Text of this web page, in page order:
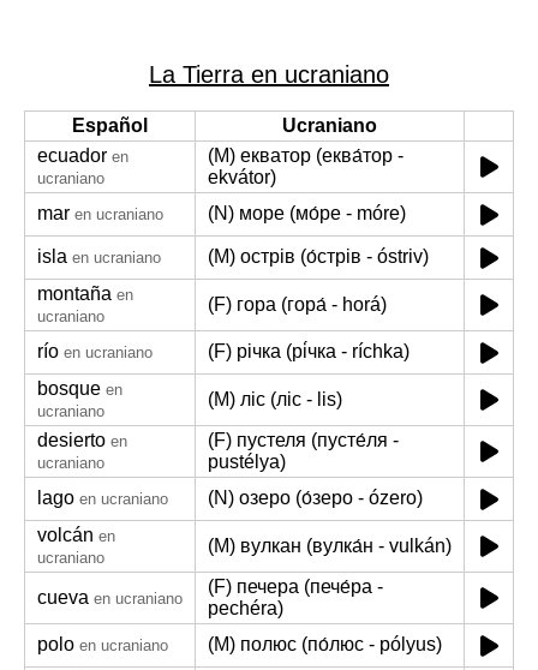
La Tierra en ucraniano
Español
Ucraniano
ecuador en
ucraniano
(M) екватор (еква́тор -
ekvátor)
mar en ucraniano (N) море (мо́ре - móre)
isla en ucraniano
(M) острів (о́стрів - óstriv)
montaña en
ucraniano
(F) гора (гора́ - horá)
río en ucraniano
(F) річка (рі́чка - ríchka)
bosque en
ucraniano
(M) ліс (ліс - lis)
desierto en
ucraniano
(F) пустеля (пусте́ля -
pustélya)
lago en ucraniano
(N) озеро (о́зеро - ózero)
volcán en
ucraniano
(M) вулкан (вулка́н - vulkán)
cueva en ucraniano
(F) печера (пече́ра -
pechéra)
polo en ucraniano
(M) полюс (по́люс - pólyus)